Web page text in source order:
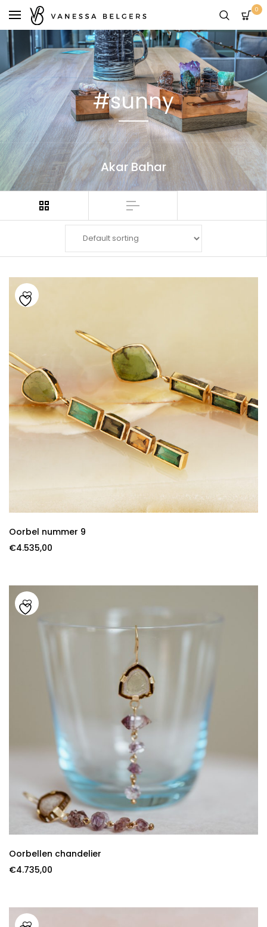
0
#sunny
Akar Bahar
Oorbel nummer 9
€4.535,00
Oorbellen chandelier
€4.735,00